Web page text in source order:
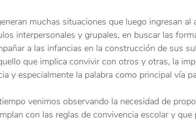
muchas situaciones que luego ingresan al
interpersonales y grupales, en buscar las
a las infancias en la construcción de sus
que implica convivir con otros y otras, la
y especialmente la palabra como principal vía
venimos observando la necesidad de
con las reglas de convivencia escolar y que